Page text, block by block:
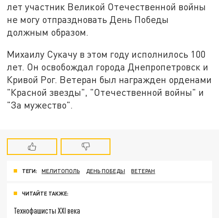
лет участник Великой Отечественной войны
не могу отпраздновать День Победы
должным образом.
Михаилу Сукачу в этом году исполнилось 100
лет. Он освобождал города Днепропетровск и
Кривой Рог. Ветеран был награжден орденами
"Красной звезды", "Отечественной войны" и
"За мужество".
ТЕГИ: МЕЛИТОПОЛЬ ДЕНЬ ПОБЕДЫ ВЕТЕРАН
ЧИТАЙТЕ ТАКЖЕ:
Технофашисты XXI века